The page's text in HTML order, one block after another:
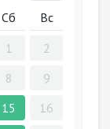
Сб
Вс
1
2
8
9
15
16